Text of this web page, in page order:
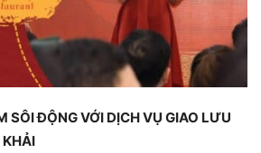
SÔI ĐỘNG VỚI DỊCH VỤ GIAO LƯU
KHẢI